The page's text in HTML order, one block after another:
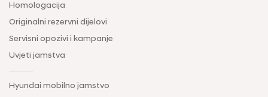
Homologacija
Originalni rezervni dijelovi
Servisni opozivi i kampanje
Uvjeti jamstva
Hyundai mobilno jamstvo